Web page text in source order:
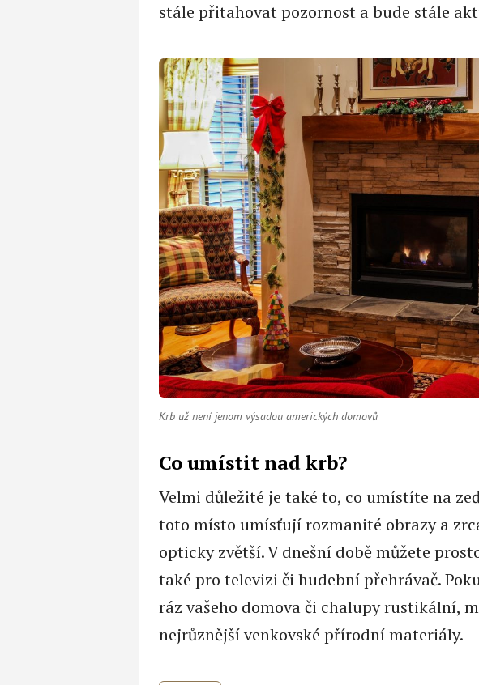
stále přitahovat pozornost a bude stále
Krb už není jenom výsadou amerických domovů
Co umístit nad krb?
Velmi důležité je také to, co umístíte na
toto místo umísťují rozmanité obrazy a
opticky zvětší. V dnešní době můžete
také pro televizi či hudební přehrávač.
ráz vašeho domova či chalupy rustikální,
nejrůznější venkovské přírodní materiály.